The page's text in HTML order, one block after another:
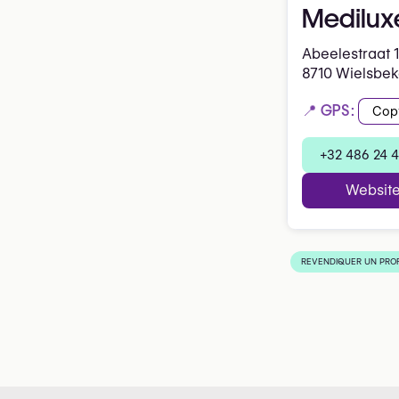
Abeelestraat
8710
📍 GPS:
+32 486 24
Website
REVENDIQUER UN